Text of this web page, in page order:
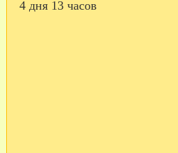
4 дня 13 часов